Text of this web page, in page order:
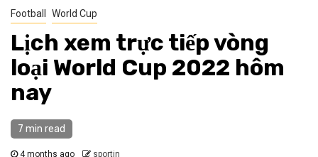
Football World Cup
Lịch xem trực tiếp vòng
loại World Cup 2022 hôm
nay
7 min read
4 months ago sportin